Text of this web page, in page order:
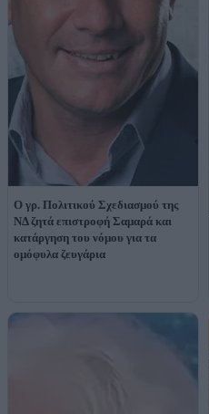
Ο γρ. Πολιτικού Σχεδιασμού της
ΝΔ ζητά επιστροφή Σαμαρά και
κατάργηση του νόμου για τα
ομόφυλα ζευγάρια